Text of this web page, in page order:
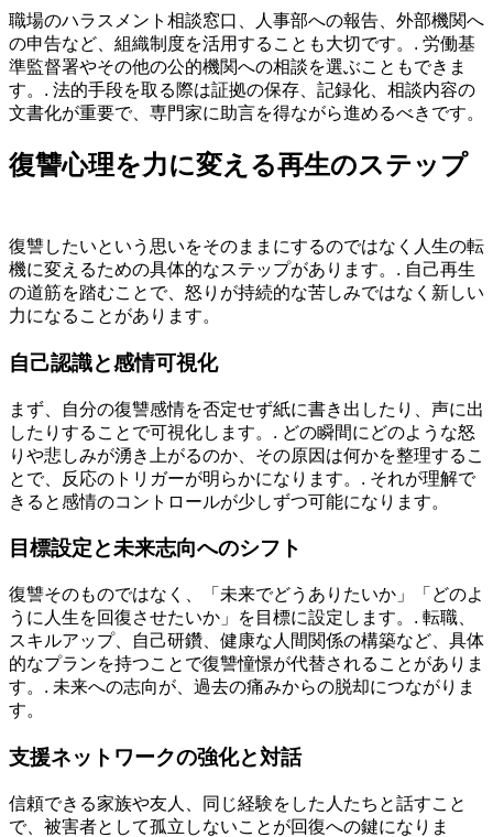
職場のハラスメント相談窓口、人事部への報告、外部機関へ
の申告など、組織制度を活用することも大切です。. 労働基
準監督署やその他の公的機関への相談を選ぶこともできま
す。. 法的手段を取る際は証拠の保存、記録化、相談内容の
文書化が重要で、専門家に助言を得ながら進めるべきです。
復讐心理を力に変える再生のステップ
復讐したいという思いをそのままにするのではなく人生の転
機に変えるための具体的なステップがあります。. 自己再生
の道筋を踏むことで、怒りが持続的な苦しみではなく新しい
力になることがあります。
自己認識と感情可視化
まず、自分の復讐感情を否定せず紙に書き出したり、声に出
したりすることで可視化します。. どの瞬間にどのような怒
りや悲しみが湧き上がるのか、その原因は何かを整理するこ
とで、反応のトリガーが明らかになります。. それが理解で
きると感情のコントロールが少しずつ可能になります。
目標設定と未来志向へのシフト
復讐そのものではなく、「未来でどうありたいか」「どのよ
うに人生を回復させたいか」を目標に設定します。. 転職、
スキルアップ、自己研鑽、健康な人間関係の構築など、具体
的なプランを持つことで復讐憧憬が代替されることがありま
す。. 未来への志向が、過去の痛みからの脱却につながりま
す。
支援ネットワークの強化と対話
信頼できる家族や友人、同じ経験をした人たちと話すこと
で、被害者として孤立しないことが回復への鍵になりま